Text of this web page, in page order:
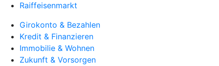
Raiffeisenmarkt
Girokonto & Bezahlen
Kredit & Finanzieren
Immobilie & Wohnen
Zukunft & Vorsorgen